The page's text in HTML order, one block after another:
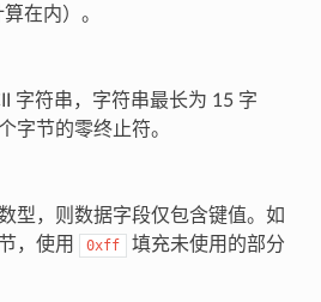
在内）。
字符串，字符串最长为 15 字
字节的零终止符。
型，则数据字段仅包含键值。如
，使用
0xff
填充未使用的部分